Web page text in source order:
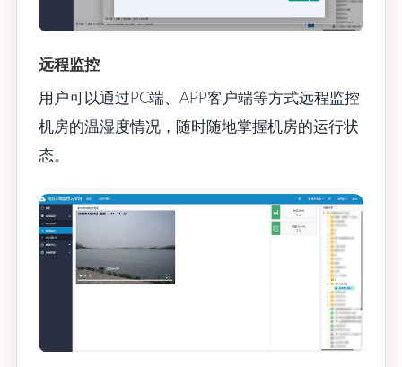
远程监控
用户可以通过PC端、APP客户端等方式远程监控
机房的温湿度情况，随时随地掌握机房的运行状
态。